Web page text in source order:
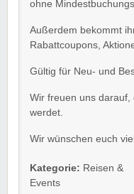
ohne
Außerdem bekommt
Rabattcoupons,
Gültig für Neu- und
Wir freuen uns darauf,
werdet.
Wir wünschen euch
Kategorie: Reisen &
Events